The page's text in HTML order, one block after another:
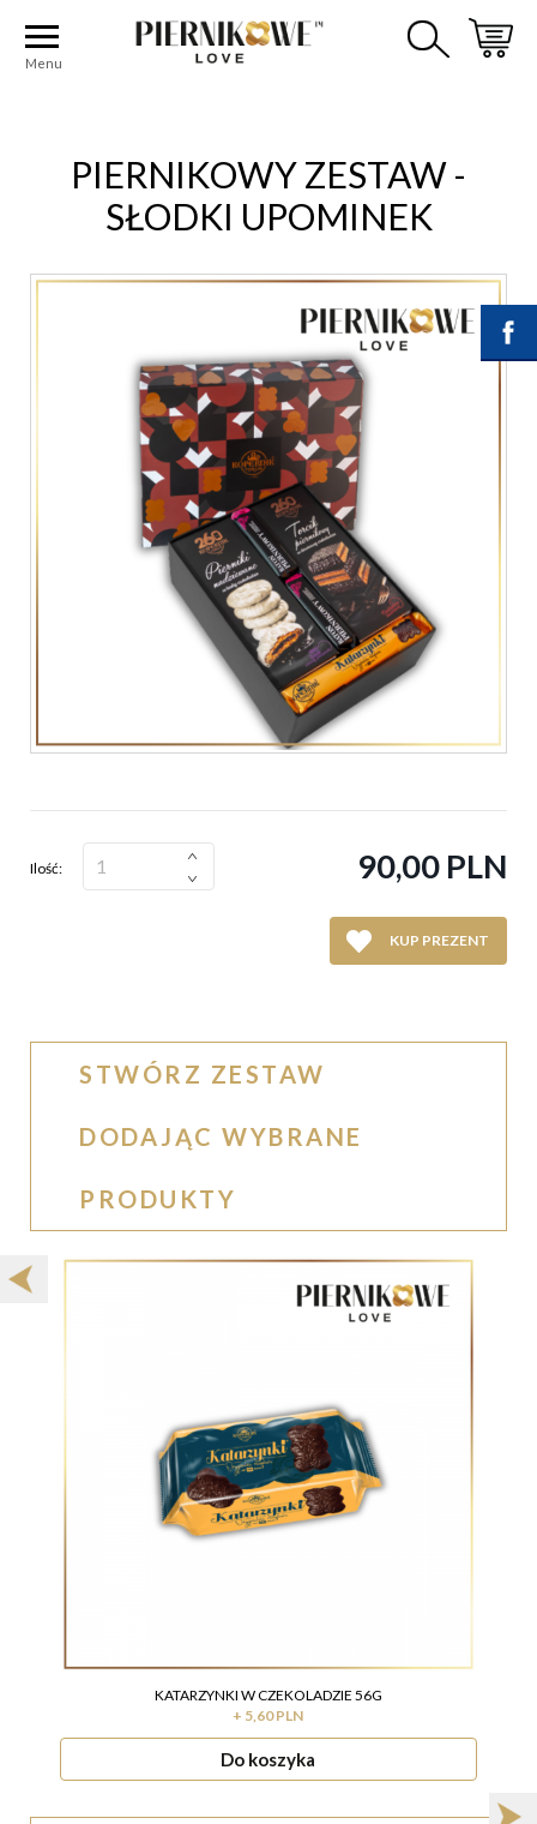
Menu
Strona główna
ZESTAWY PREZENTOWE KAWA
ZESTAWY Z PIERNIKAMI KOPERNIK
PIERNIKOWY ZESTAW -
SŁODKI UPOMINEK
Ilość: 90,00 PLN
KUP PREZENT
STWÓRZ ZESTAW
DODAJĄC WYBRANE
PRODUKTY
KATARZYNKI W CZEKOLADZIE 56G
+ 5,60 PLN
Do koszyka